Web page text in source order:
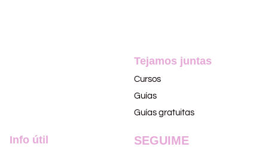
Tejamos juntas
Cursos
Guías
Guías gratuitas
Info útil SEGUIME